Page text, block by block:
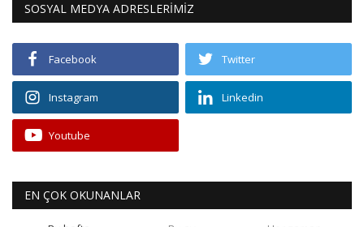
SOSYAL MEDYA ADRESLERİMİZ
Facebook Twitter
Instagram Linkedin
Youtube
EN ÇOK OKUNANLAR